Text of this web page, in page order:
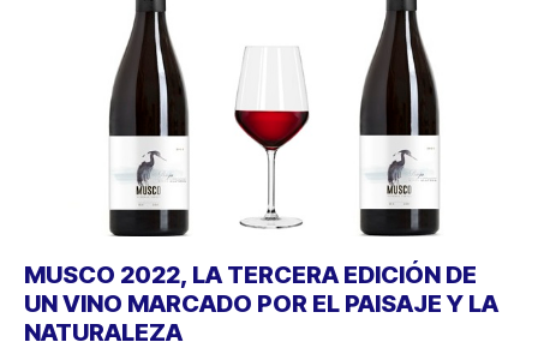
MUSCO 2022, LA TERCERA EDICIÓN DE
UN VINO MARCADO POR EL PAISAJE Y LA
NATURALEZA